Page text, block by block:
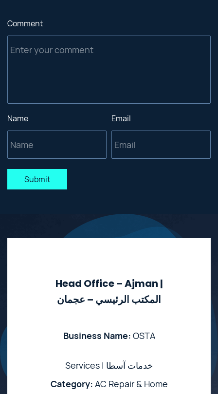
Comment
Name Email
Submit
Head Office – Ajman |
المكتب الرئيسي – عجمان
Business Name: OSTA
Services | خدمات آسطا
Category: AC Repair & Home